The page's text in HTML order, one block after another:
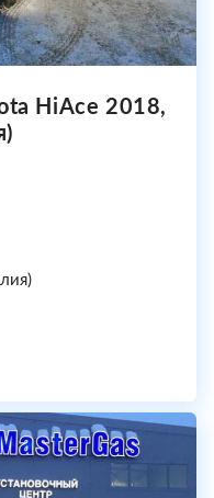
HiAce 2018,